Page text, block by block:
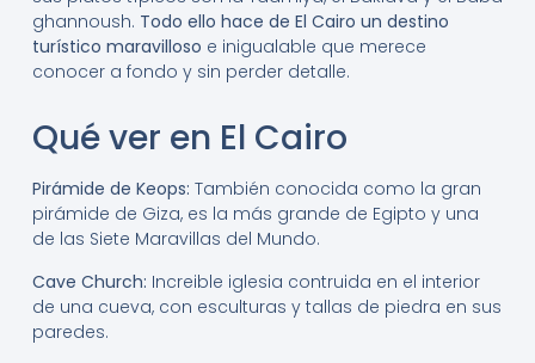
ghannoush. Todo ello hace de El Cairo un destino
turístico maravilloso e inigualable que merece
conocer a fondo y sin perder detalle.
Qué ver en El Cairo
Pirámide de Keops: También conocida como la gran
pirámide de Giza, es la más grande de Egipto y una
de las Siete Maravillas del Mundo.
Cave Church: Increible iglesia contruida en el interior
de una cueva, con esculturas y tallas de piedra en sus
paredes.